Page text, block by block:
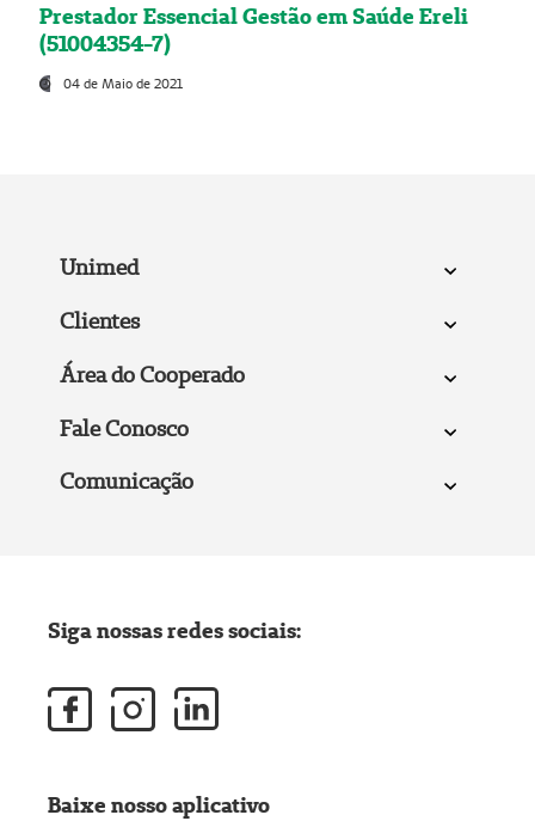
Prestador Essencial Gestão em Saúde Ereli
(51004354-7)
04 de Maio de 2021
Unimed
Clientes
Área do Cooperado
Fale Conosco
Comunicação
Siga nossas redes sociais:
Baixe nosso aplicativo